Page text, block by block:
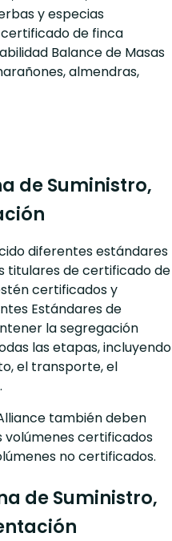
y especias
de finca
Balance de Masas
almendras,
de Suministro,
diferentes estándares
titulares de certificado de
certificados y
Estándares de
la segregación
las etapas, incluyendo
el transporte, el
también deben
volúmenes certificados
no certificados.
de Suministro,